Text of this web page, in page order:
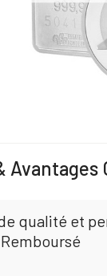
qualité et